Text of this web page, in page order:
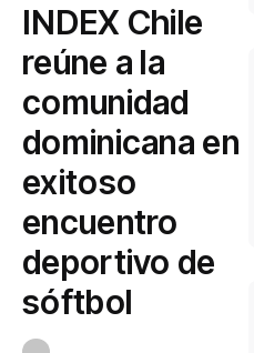
INDEX Chile
reúne a la
comunidad
dominicana en
exitoso
encuentro
deportivo de
sóftbol